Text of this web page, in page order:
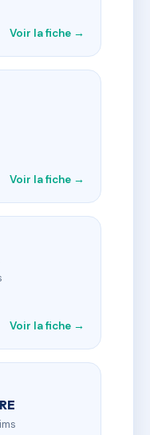
Voir la fiche →
Voir la fiche →
Voir la fiche →